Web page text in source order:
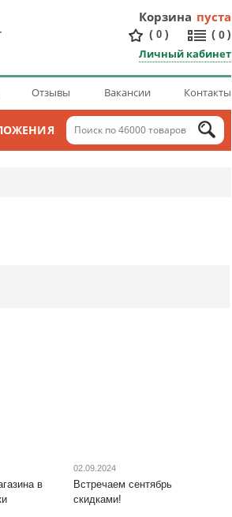
Корзина пуста
( 0 ) ( 0 )
Личный кабинет
Отзывы Вакансии Контакты
в
02.09.2024
Встречаем сентябрь
скидками!